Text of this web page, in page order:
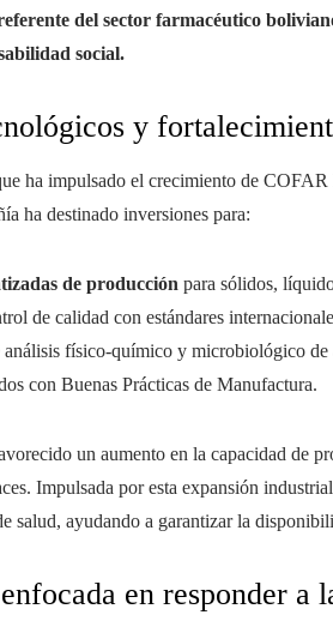
del sector farmacéutico
social.
y
ha impulsado el crecimiento de
ha destinado inversiones para:
de producción para sólidos,
de calidad con estándares
físico-químico y microbiológico de
con Buenas Prácticas de Manufactura.
un aumento en la capacidad de
Impulsada por esta expansión
salud, ayudando a garantizar la
en responder a